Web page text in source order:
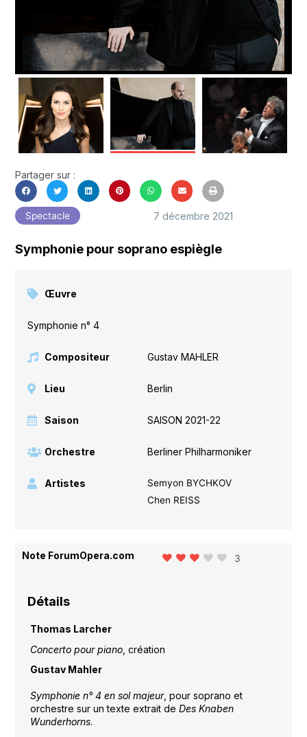
Partager sur :
Spectacle 7 décembre 2021
Symphonie pour soprano espiègle
Œuvre
Symphonie n° 4
Compositeur Gustav MAHLER
Lieu Berlin
Saison SAISON 2021-22
Orchestre Berliner Philharmoniker
Artistes
Semyon BYCHKOV
Chen REISS
Note ForumOpera.com 3
Détails
Thomas Larcher
Concerto pour piano, création
Gustav Mahler
Symphonie n° 4 en sol majeur, pour soprano et
orchestre sur un texte extrait de Des Knaben
Wunderhorns.